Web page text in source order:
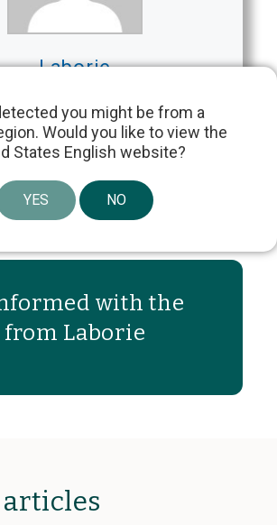
Laborie
with the
from Laborie
you might be from a
Would you like to view the
States English website?
YES NO